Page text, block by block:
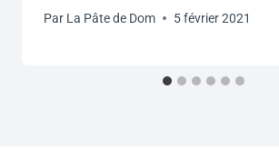
Par La Pâte de Dom 5 février 2021